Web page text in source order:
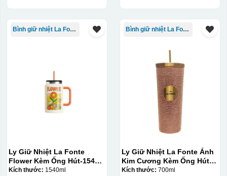
Bình giữ nhiệt La Fonte
Ly Giữ Nhiệt La Fonte
Flower Kèm Ống Hút-1540
ml-014786
Kích thước: 1540ml
Bình giữ nhiệt La Fonte
Ly Giữ Nhiệt La Fonte Ánh
Kim Cương Kèm Ống Hút-
700 ml-014687-GOL
Kích thước: 700ml